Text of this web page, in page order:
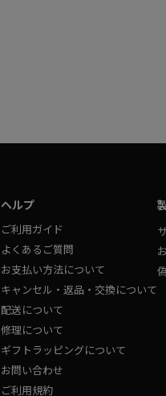
ヘルプ
ご利用ガイド
よくあるご質問
お支払い方法について
キャンセル・返品・交換について
配送について
修理について
ギフトラッピングについて
お問い合わせ
ご利用規約